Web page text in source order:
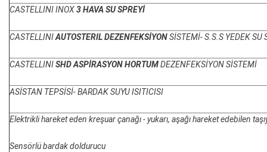
CASTELLINI INOX3 HAVA SU SPREYİ
CASTELLINIAUTOSTERIL DEZENFEKSİYONSİSTEMİ- S.S.S YEDEK SU
CASTELLINISHD ASPİRASYON HORTUMDEZENFEKSİYON SİSTEMİ
ASİSTAN TEPSİSİ- BARDAK SUYU ISITICISI
Elektrikli hareket eden kreşuar çanağı - yukarı, aşağı hareket edebilen
Sensörlü bardak doldurucu